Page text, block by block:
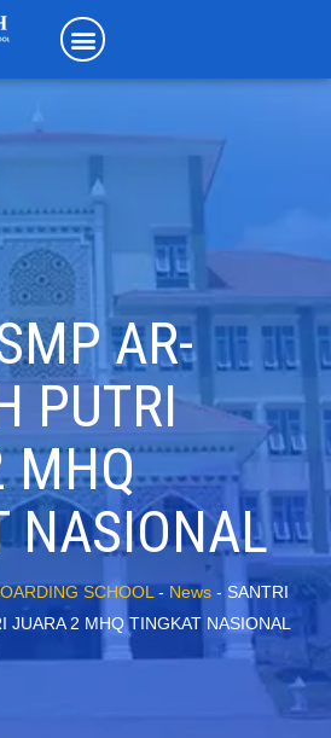
AR-
PUTRI
MHQ
NASIONAL
SCHOOL - News - SANTRI
JUARA 2 MHQ TINGKAT NASIONAL